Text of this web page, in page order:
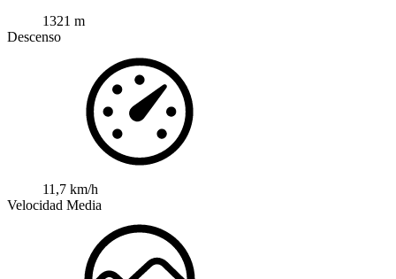
1321 m
Descenso
11,7 km/h
Velocidad Media